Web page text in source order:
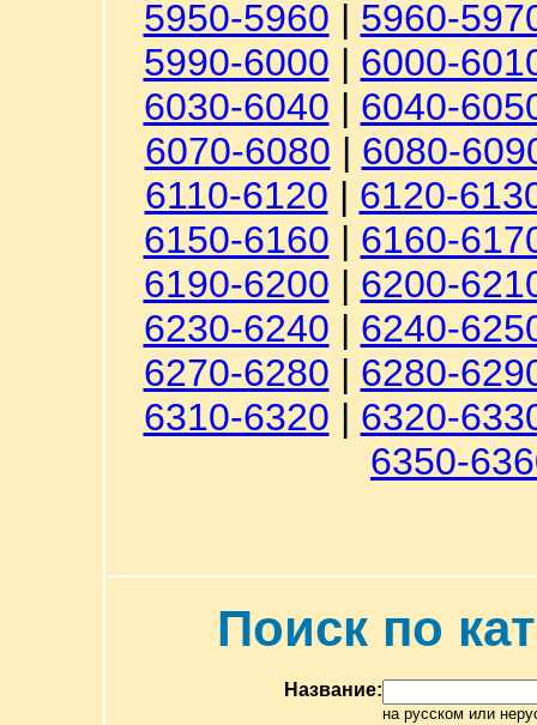
5950-5960 | 5960-
5990-6000 | 6000-
6030-6040 | 6040-
6070-6080 | 6080-
6110-6120 | 6120-
6150-6160 | 6160-
6190-6200 | 6200-
6230-6240 | 6240-
6270-6280 | 6280-
6310-6320 | 6320-
6350-
Поиск по
Название:
на русском или